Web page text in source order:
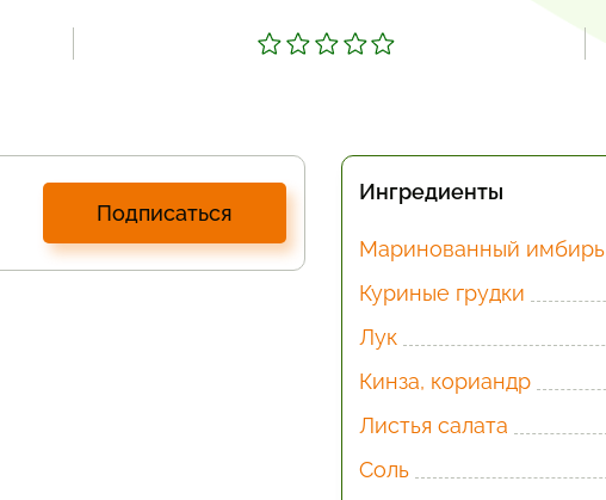
Подписаться
Ингредиенты
Маринованный имбирь
Куриные грудки
Лук
Кинза, кориандр
Листья салата
Соль